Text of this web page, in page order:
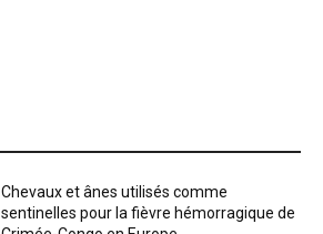
Chevaux et ânes utilisés comme
sentinelles pour la fièvre hémorragique de